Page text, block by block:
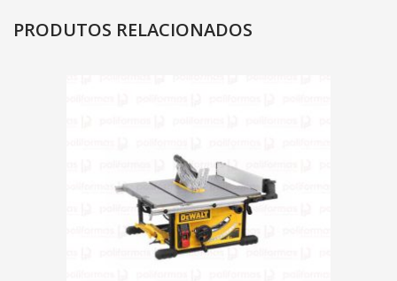
PRODUTOS RELACIONADOS